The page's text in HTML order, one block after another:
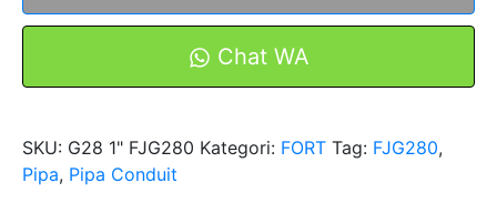
Listrik
FJG280
FORT
Chat WA
SKU: G28 1" FJG280 Kategori: FORT Tag: FJG280,
Pipa, Pipa Conduit